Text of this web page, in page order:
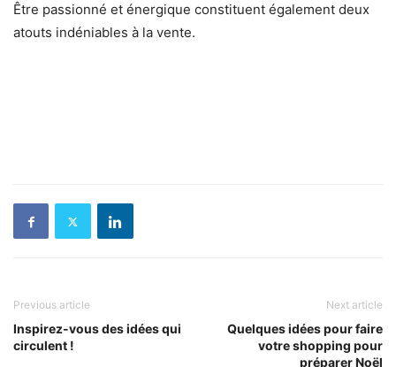
Être passionné et énergique constituent également deux
atouts indéniables à la vente.
Previous article
Inspirez-vous des idées qui
circulent !
Next article
Quelques idées pour faire
votre shopping pour
préparer Noël